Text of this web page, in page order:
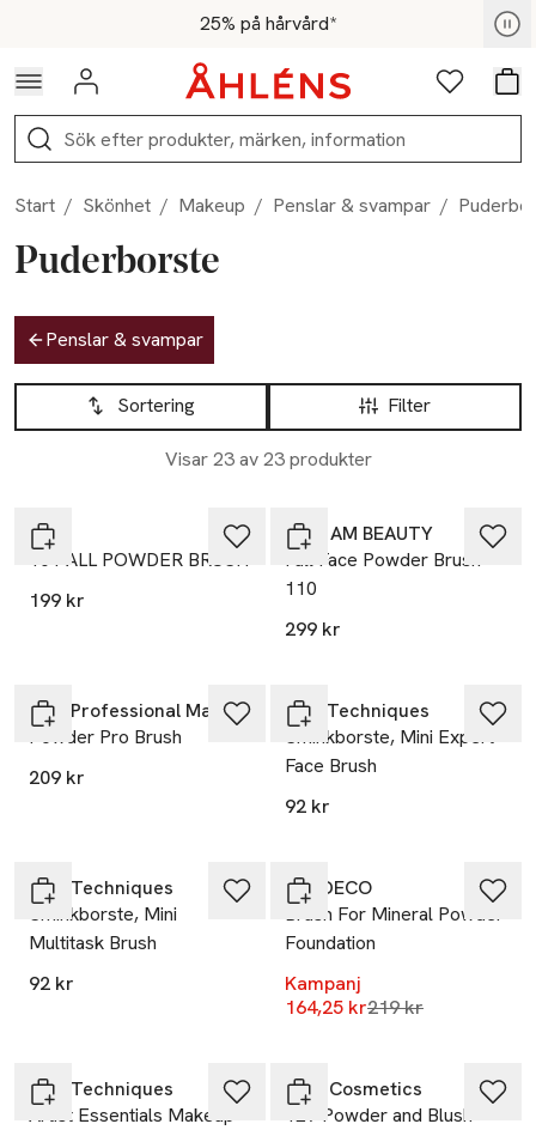
Hoppa till navigationsmenyn25% på hårvård*
För medlemmar - Shoppa nu
Logga in Favoriter
Sök
Start / Skönhet / Makeup / Penslar & svampar /
Puderborste
Hoppa till produktsidan
Penslar & svampar
Hoppa till produktsidan
Filter
Sortering
Visar 23 av 23 produkter
Lista över produkter
Skir
101 ALL POWDER BRUSH
199 kr
ALL I AM BEAUTY
Full Face Powder Brush
110
299 kr
NYX Professional Makeup
Powder Pro Brush
209 kr
Real Techniques
Sminkborste, Mini Expert
Face Brush
92 kr
Real Techniques
Sminkborste, Mini
Multitask Brush
92 kr
ARTDECO
Brush For Mineral Powder
Foundation
Kampanj
164,25 krLägsta pris 30
219 kr
Real Techniques
Artist Essentials Makeup
MAC Cosmetics
129 Powder and Blush